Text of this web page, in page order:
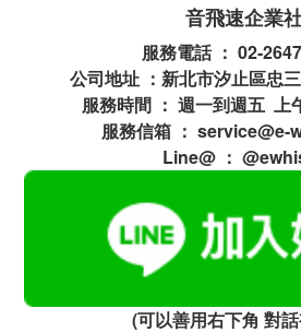
音飛速企業
服務電話 ： 02-
公司地址 ：新北市汐止區忠
服務時間 ： 週一到週五 上
服務信箱 ： service@e-
Line@ ：
(可以善用右下角 對